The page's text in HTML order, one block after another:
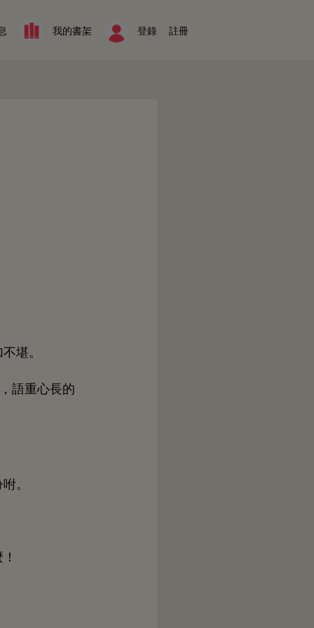
我的書架 登錄 註冊
堪。
，語
。